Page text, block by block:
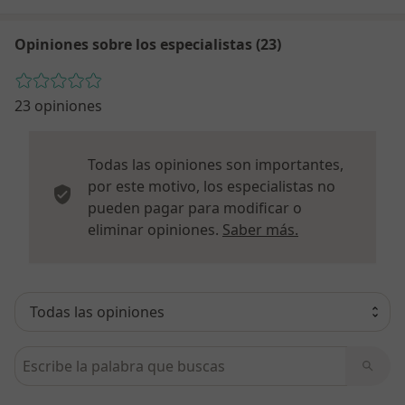
Opiniones sobre los especialistas (23)
23 opiniones
Todas las opiniones son importantes,
por este motivo, los especialistas no
pueden pagar para modificar o
eliminar opiniones. Saber más.
Busca en opiniones